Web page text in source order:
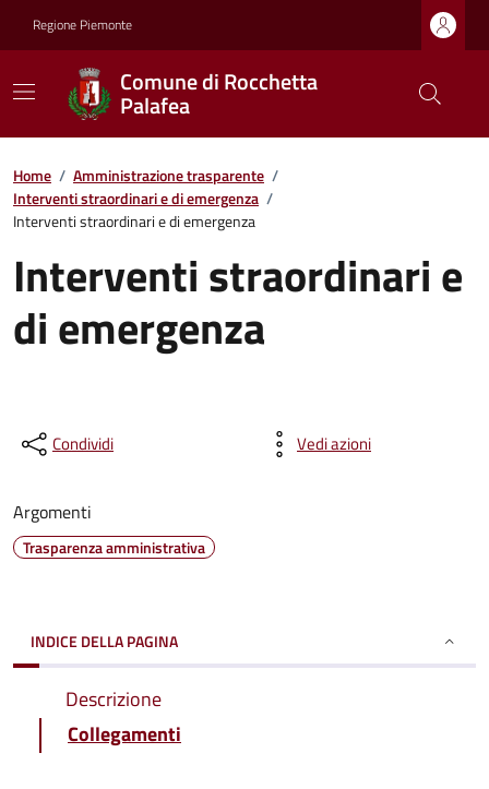
Regione Piemonte
Comune di Rocchetta
Palafea
Home / Amministrazione trasparente /
Interventi straordinari e di emergenza /
Interventi straordinari e di emergenza
Interventi straordinari e
di emergenza
Condividi Vedi azioni
Argomenti
Trasparenza amministrativa
INDICE DELLA PAGINA
Descrizione
Collegamenti